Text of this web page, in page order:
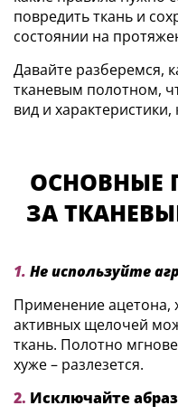
повредить ткань и
состоянии на
Давайте разберемся,
тканевым полотном,
вид и характеристики,
ОСНОВНЫЕ
ЗА
1. Не используйте
Применение ацетона,
активных щелочей
ткань. Полотно
хуже – разлезется.
2. Исключайте